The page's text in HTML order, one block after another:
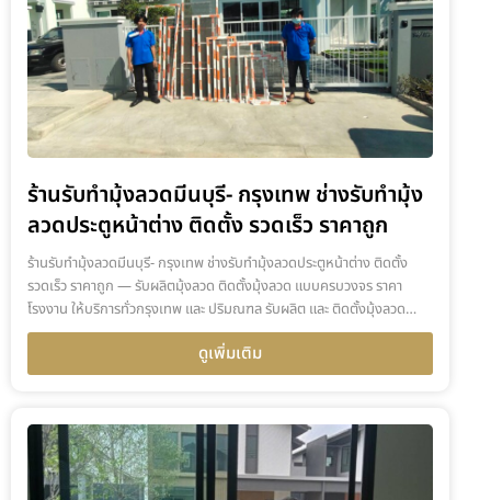
ร้านรับทำมุ้งลวดมีนบุรี- กรุงเทพ ช่างรับทำมุ้ง
ลวดประตูหน้าต่าง ติดตั้ง รวดเร็ว ราคาถูก
ร้านรับทำมุ้งลวดมีนบุรี- กรุงเทพ ช่างรับทำมุ้งลวดประตูหน้าต่าง ติดตั้ง
รวดเร็ว ราคาถูก — รับผลิตมุ้งลวด ติดตั้งมุ้งลวด แบบครบวงจร ราคา
โรงงาน ให้บริการทั่วกรุงเทพ และ ปริมณฑล รับผลิต และ ติดตั้งมุ้งลวด…
ดูเพิ่มเติม